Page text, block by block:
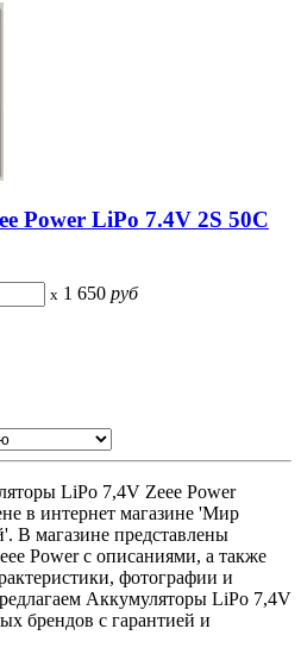
Power LiPo 7.4V 2S 50C
x 1 650 руб
LiPo 7,4V Zeee Power
в интернет магазине 'Мир
В магазине представлены
Power с описаниями, а также
фотографии и
Аккумуляторы LiPo 7,4V
брендов с гарантией и